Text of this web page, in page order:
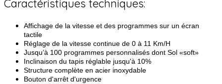
Caractéristiques techniques:
Affichage de la vitesse et des programmes sur un écran
tactile
Réglage de la vitesse continue de 0 à 11 Km/H
Jusqu’à 100 programmes personnalisés dont Sol «soft»
Inclinaison du tapis réglable jusqu'à 10%
Structure complète en acier inoxydable
Bouton d'arrêt d'urgence